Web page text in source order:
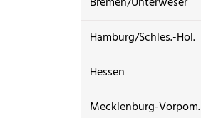
Hamburg/Schles.-Hol.
Hessen
Mecklenburg-Vorpom.